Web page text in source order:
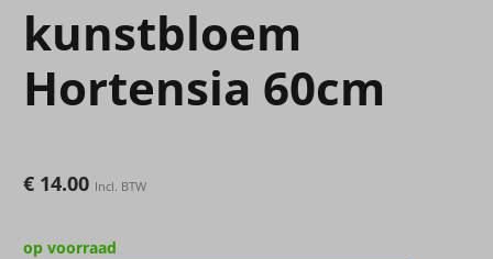
kunstbloem
Hortensia 60cm
€ 14.00 Incl. BTW
op voorraad